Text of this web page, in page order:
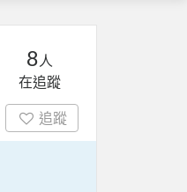
8 人
在追蹤
追蹤